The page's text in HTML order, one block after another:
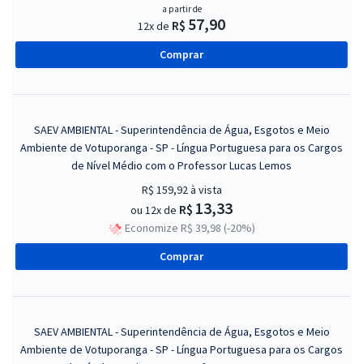
a partir de
12x de R$ 57,90
Comprar
SAEV AMBIENTAL - Superintendência de Água, Esgotos e Meio
Ambiente de Votuporanga - SP - Língua Portuguesa para os Cargos
de Nível Médio com o Professor Lucas Lemos
R$ 159,92à vista
ou 12x de R$ 13,33
Economize R$ 39,98 (-20%)
Comprar
SAEV AMBIENTAL - Superintendência de Água, Esgotos e Meio
Ambiente de Votuporanga - SP - Língua Portuguesa para os Cargos